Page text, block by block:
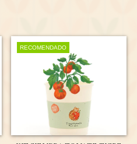
RECOMENDADO